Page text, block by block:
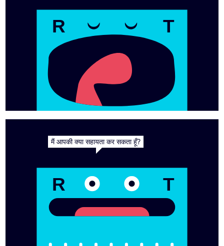
R T
R T
मैं आपकी क्या सहायता कर सकता हूँ?